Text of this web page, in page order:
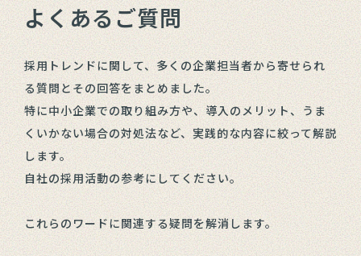
よくあるご質問
採用トレンドに関して、多くの企業担当者から寄せられ
る質問とその回答をまとめました。
特に中小企業での取り組み方や、導入のメリット、うま
くいかない場合の対処法など、実践的な内容に絞って解説
します。
自社の採用活動の参考にしてください。
これらのワードに関連する疑問を解消します。